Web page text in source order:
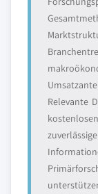
Relevante